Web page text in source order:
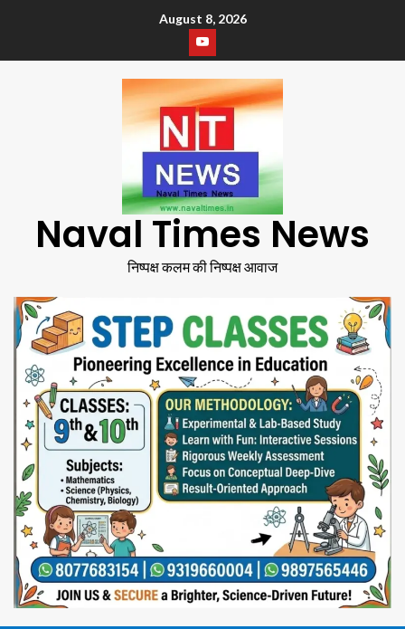
August 8, 2026
Naval Times News
निष्पक्ष कलम की निष्पक्ष आवाज